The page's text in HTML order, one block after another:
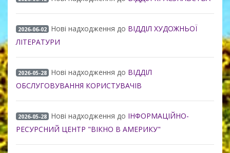
2026-06-02 Нові надходження до ВІДДІЛ ХУДОЖНЬОЇ
ЛІТЕРАТУРИ
2026-05-28 Нові надходження до ВІДДІЛ
ОБСЛУГОВУВАННЯ КОРИСТУВАЧІВ
2026-05-28 Нові надходження до ІНФОРМАЦІЙНО-
РЕСУРСНИЙ ЦЕНТР "ВІКНО В АМЕРИКУ"